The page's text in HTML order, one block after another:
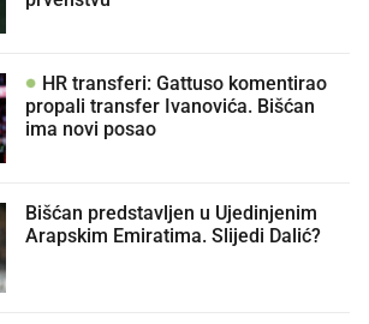
HR transferi: Gattuso komentirao
propali transfer Ivanovića. Bišćan
ima novi posao
Bišćan predstavljen u Ujedinjenim
Arapskim Emiratima. Slijedi Dalić?